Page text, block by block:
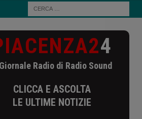
4
Radio di Radio Sound
CLICCA E ASCOLTA
LE ULTIME NOTIZIE